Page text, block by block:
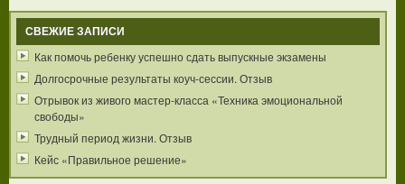
СВЕЖИЕ ЗАПИСИ
Как помочь ребенку успешно сдать выпускные экзамены
Долгосрочные результаты коуч-сессии. Отзыв
Отрывок из живого мастер-класса «Техника эмоциональной
свободы»
Трудный период жизни. Отзыв
Кейс «Правильное решение»